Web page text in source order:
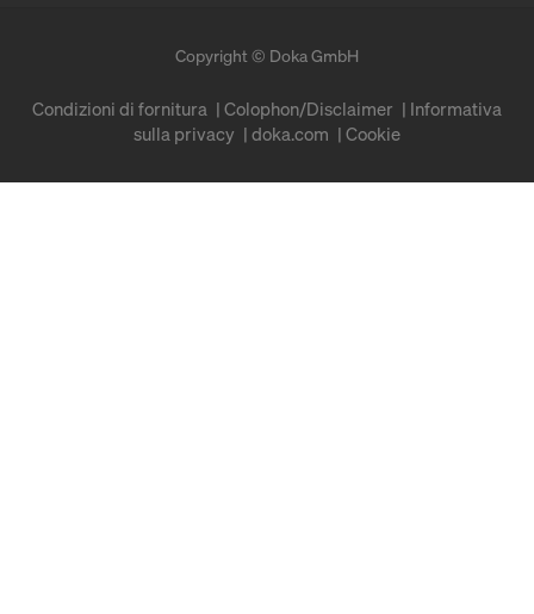
Copyright © Doka GmbH
Condizioni di fornitura Colophon/Disclaimer
Informativa
sulla privacy
doka.com Cookie